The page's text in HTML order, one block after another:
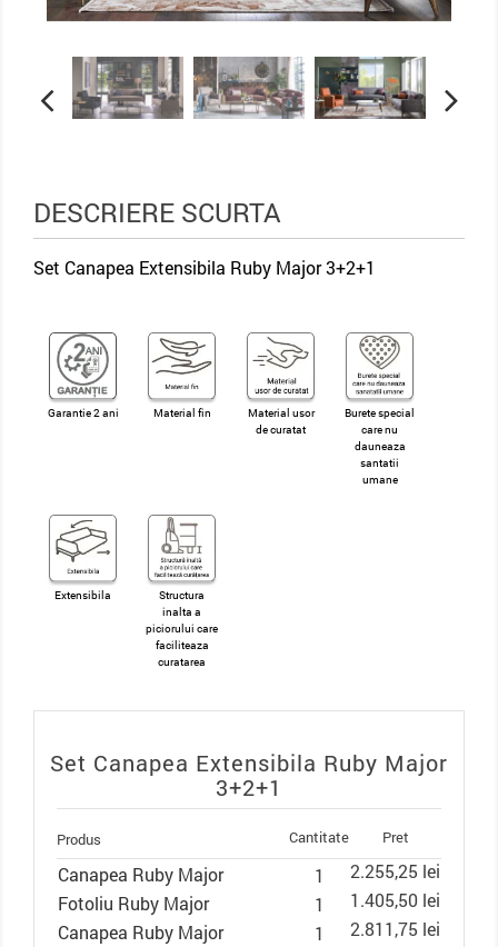
DESCRIERE SCURTA
Set Canapea Extensibila Ruby Major 3+2+1
Garantie 2 ani Material fin
Material usor
de curatat
Burete special
care nu
dauneaza
santatii
umane
Extensibila
Structura
inalta a
piciorului care
faciliteaza
curatarea
Set Canapea Extensibila Ruby Major
3+2+1
Produs Cantitate Pret
Canapea Ruby Major 1
2.255,25 lei
Fotoliu Ruby Major
1
1.405,50 lei
Canapea Ruby Major
1 2.811,75 lei